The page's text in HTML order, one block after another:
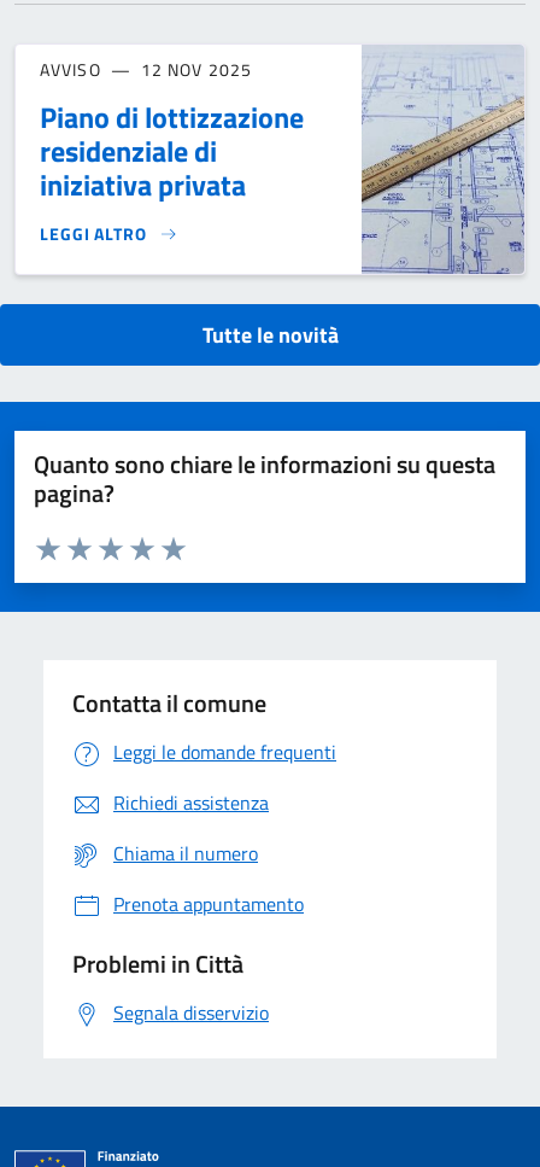
AVVISO 12 NOV 2025
Piano di lottizzazione
residenziale di
iniziativa privata
LEGGI ALTRO
PIANO DI LOTTIZZAZIONE RESIDENZIALE DI INIZIATIVA
Tutte le novità
Quanto sono chiare le informazioni su questa
pagina?
Domanda
Valuta da 1 a 5 stelle la pagina
Valuta 5 stelle su 5
Valuta 4 stelle su 5
Valuta 3 stelle su 5
Valuta 2 stelle su 5
Valuta 1 stelle su 5
Contatta il comune
Leggi le domande frequenti
Richiedi assistenza
Chiama il numero
Prenota appuntamento
Problemi in Città
Segnala disservizio